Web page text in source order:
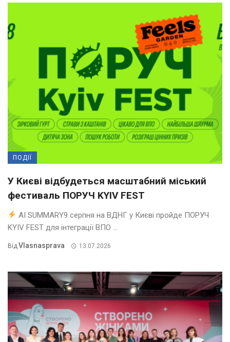
ПОДІЇ
У Києві відбудеться масштабний міський
фестиваль ПОРУЧ KYIV FEST
AI SUMMARY9 серпня на ВДНГ у Києві пройде ПОРУЧ
KYIV FEST для інтеграції ВПО ...
ВідVlasnasprava 13.07.2026